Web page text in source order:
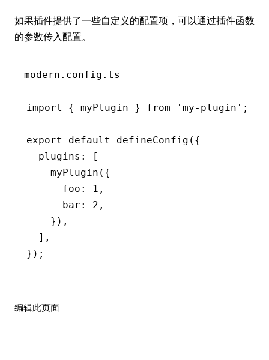
如果插件提供了一些自定义的配置项，可以通过插件函数
的参数传入配置。
modern.config.ts
import { myPlugin } from 'my-plugin' ;
export default defineConfig ({
  plugins
:
[
    myPlugin
({
      foo
: 1 ,
      bar
: 2 ,
    })
,
  ]
,
});
编辑此页面